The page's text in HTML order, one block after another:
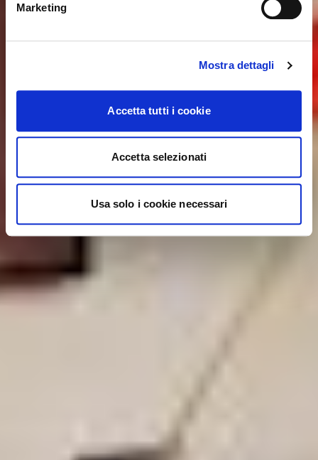
Marketing
Mostra dettagli
Accetta tutti i cookie
Accetta selezionati
Usa solo i cookie necessari